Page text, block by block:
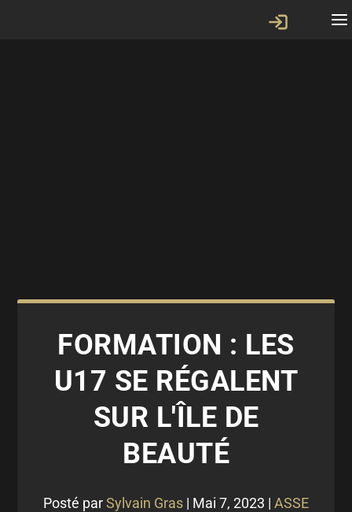
FORMATION : LES
U17 SE RÉGALENT
SUR L'ÎLE DE
BEAUTÉ
Posté parSylvain Gras | Mai 7, 2023 | ASSE